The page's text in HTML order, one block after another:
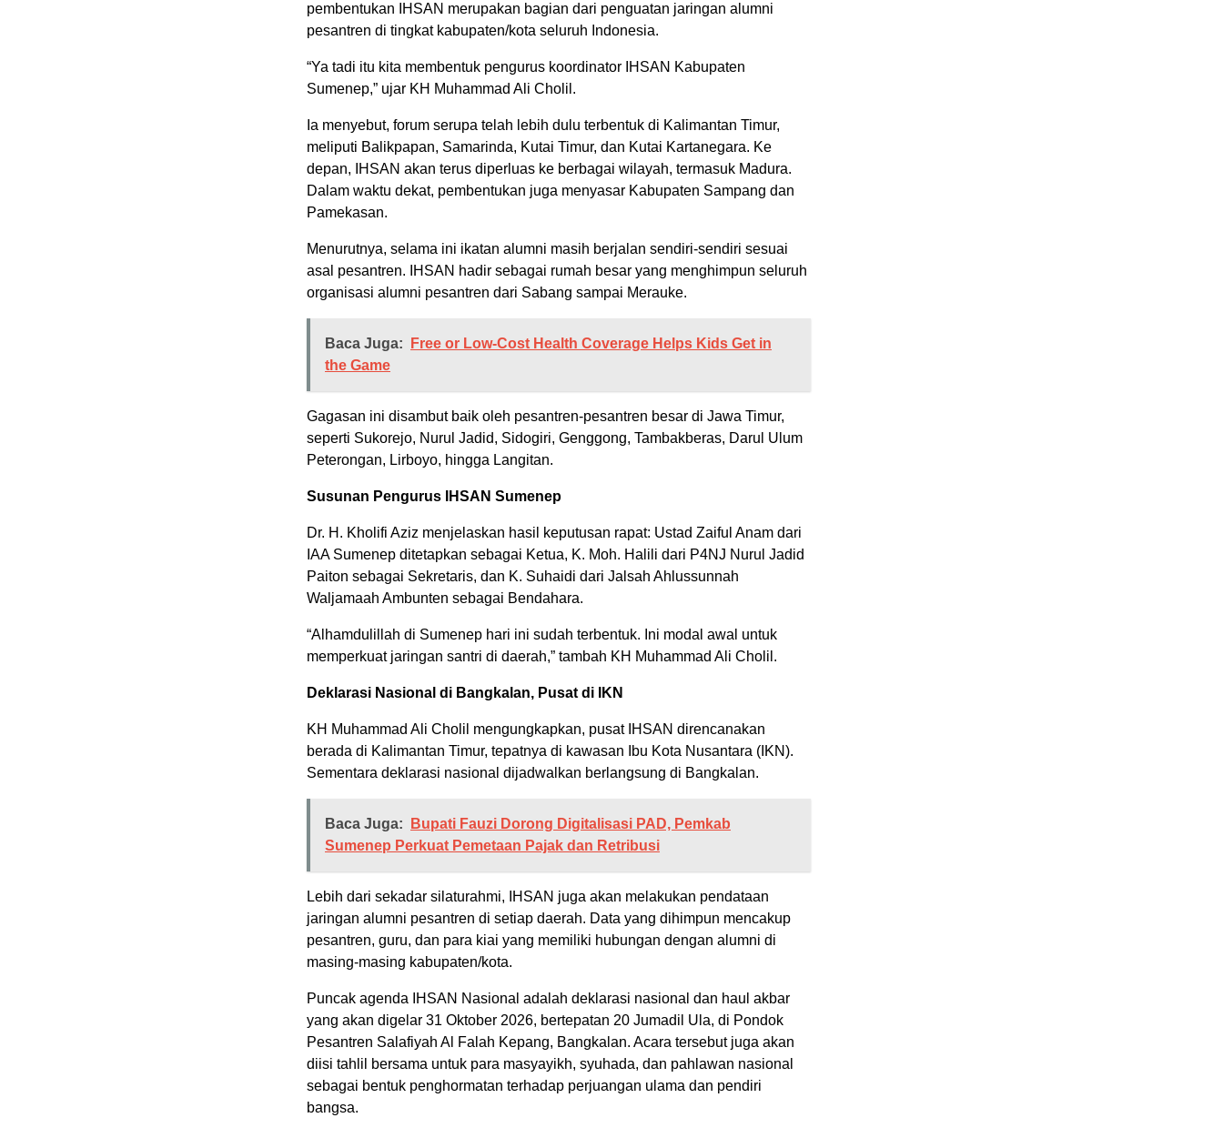
pembentukan IHSAN merupakan bagian dari penguatan jaringan alumni
pesantren di tingkat kabupaten/kota seluruh Indonesia.
“Ya tadi itu kita membentuk pengurus koordinator IHSAN Kabupaten
Sumenep,” ujar KH Muhammad Ali Cholil.
Ia menyebut, forum serupa telah lebih dulu terbentuk di Kalimantan Timur,
meliputi Balikpapan, Samarinda, Kutai Timur, dan Kutai Kartanegara. Ke
depan, IHSAN akan terus diperluas ke berbagai wilayah, termasuk Madura.
Dalam waktu dekat, pembentukan juga menyasar Kabupaten Sampang dan
Pamekasan.
Menurutnya, selama ini ikatan alumni masih berjalan sendiri-sendiri sesuai
asal pesantren. IHSAN hadir sebagai rumah besar yang menghimpun seluruh
organisasi alumni pesantren dari Sabang sampai Merauke.
Baca Juga:
Free or Low-Cost Health Coverage Helps Kids Get in
the Game
Gagasan ini disambut baik oleh pesantren-pesantren besar di Jawa Timur,
seperti Sukorejo, Nurul Jadid, Sidogiri, Genggong, Tambakberas, Darul Ulum
Peterongan, Lirboyo, hingga Langitan.
Susunan Pengurus IHSAN Sumenep
Dr. H. Kholifi Aziz menjelaskan hasil keputusan rapat: Ustad Zaiful Anam dari
IAA Sumenep ditetapkan sebagai Ketua, K. Moh. Halili dari P4NJ Nurul Jadid
Paiton sebagai Sekretaris, dan K. Suhaidi dari Jalsah Ahlussunnah
Waljamaah Ambunten sebagai Bendahara.
“Alhamdulillah di Sumenep hari ini sudah terbentuk. Ini modal awal untuk
memperkuat jaringan santri di daerah,” tambah KH Muhammad Ali Cholil.
Deklarasi Nasional di Bangkalan, Pusat di IKN
KH Muhammad Ali Cholil mengungkapkan, pusat IHSAN direncanakan
berada di Kalimantan Timur, tepatnya di kawasan Ibu Kota Nusantara (IKN).
Sementara deklarasi nasional dijadwalkan berlangsung di Bangkalan.
Baca Juga:
Bupati Fauzi Dorong Digitalisasi PAD, Pemkab
Sumenep Perkuat Pemetaan Pajak dan Retribusi
Lebih dari sekadar silaturahmi, IHSAN juga akan melakukan pendataan
jaringan alumni pesantren di setiap daerah. Data yang dihimpun mencakup
pesantren, guru, dan para kiai yang memiliki hubungan dengan alumni di
masing-masing kabupaten/kota.
Puncak agenda IHSAN Nasional adalah deklarasi nasional dan haul akbar
yang akan digelar 31 Oktober 2026, bertepatan 20 Jumadil Ula, di Pondok
Pesantren Salafiyah Al Falah Kepang, Bangkalan. Acara tersebut juga akan
diisi tahlil bersama untuk para masyayikh, syuhada, dan pahlawan nasional
sebagai bentuk penghormatan terhadap perjuangan ulama dan pendiri
bangsa.